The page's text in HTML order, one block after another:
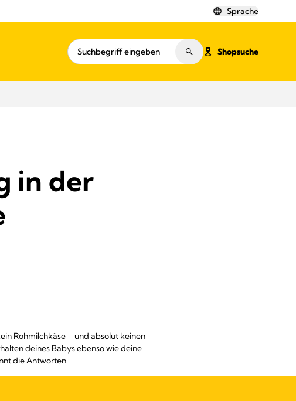
Sprache
Shopsuche
in der
Rohmilchkäse – und absolut keinen
deines Babys ebenso wie deine
die Antworten.